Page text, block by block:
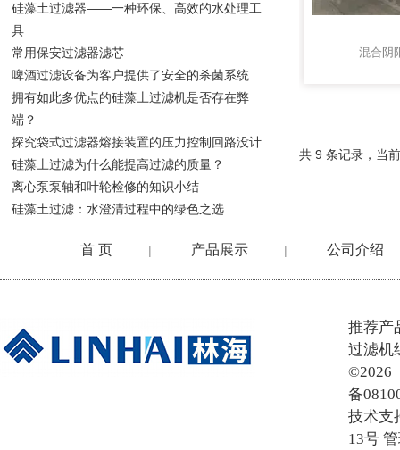
混合阴
共 9 条记录，当
硅藻土过滤器——一种环保、高效的水处理工
具
常用保安过滤器滤芯
啤酒过滤设备为客户提供了安全的杀菌系统
拥有如此多优点的硅藻土过滤机是否存在弊
端？
探究袋式过滤器熔接装置的压力控制回路没计
硅藻土过滤为什么能提高过滤的质量？
离心泵泵轴和叶轮检修的知识小结
硅藻土过滤：水澄清过程中的绿色之选
首 页 | 产品展示 | 公司介绍
推荐产
过滤机
©2026
备
技术支
13号